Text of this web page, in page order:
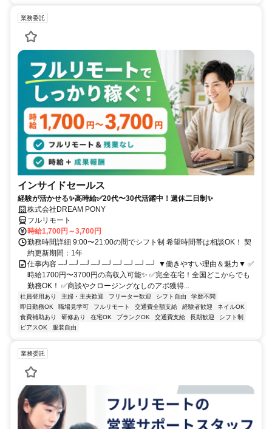
業務委託
インサイドセールス
経験が活かせる✨高時給✅20代〜30代活躍中！週休二日制✨
株式会社DREAM PONY
フルリモート
時給1,700円～3,700円
勤務時間詳細 9:00〜21:00の間でシフト制 希望時間帯は相談OK！ 契
約更新期間：1年
仕事内容 ─┘─┘─┘─┘─┘─┘─┘─┘─┘ ▼働きやすい理由＆魅力▼ ✅
時給1700円〜3700円の高収入可能✨ ✅完全在宅！全国どこからでも
勤務OK！ ✅商談やクロージングなしのアポ獲得...
社員登用あり 主婦・主夫歓迎 フリーター歓迎 シフト自由
学歴不問
即日勤務OK
職場見学可 フルリモート 交通費全額支給 経験者歓迎
ネイルOK
食費補助あり
研修あり 在宅OK ブランクOK 交通費支給 長期歓迎
シフト制
ピアスOK
服装自由
業務委託